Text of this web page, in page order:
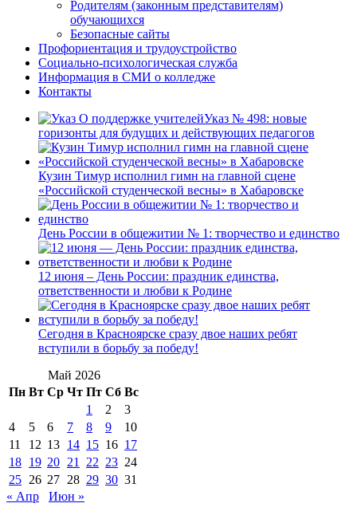
Родителям (законным представителям)
обучающихся
Безопасные сайты
Профориентация и трудоустройство
Социально-психологическая служба
Информация в СМИ о колледже
Контакты
Указ № 498: новые
горизонты для будущих и действующих педагогов
Кузин Тимур исполнил гимн на главной сцене
«Российской студенческой весны» в Хабаровске
День России в общежитии № 1: творчество и единство
12 июня – День России: праздник единства,
ответственности и любви к Родине
Сегодня в Красноярске сразу двое наших ребят
вступили в борьбу за победу!
Май 2026
Пн Вт Ср Чт Пт Сб Вс
1
2
3
4
5 6 7 8 9
10
11
12 13 14 15 16 17
18 19 20 21 22 23 24
25 26 27 28 29 30 31
« Апр
Июн »